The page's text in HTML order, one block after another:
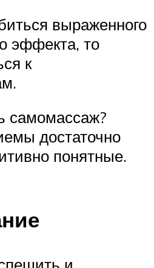
выраженного
эффекта, то
к
самомассаж?
достаточно
понятные.